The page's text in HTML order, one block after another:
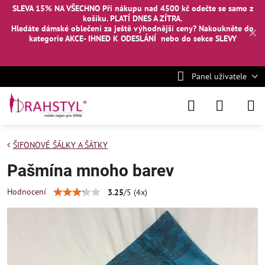
✕
SLEVA 15% NA VŠECHNO Při nákupu nad 4500 kč odečte se samo z
košíku. PLATÍ DNES A ZÍTRA.
Hledáte dámské oblečení za ještě výhodnější ceny? Nakoukněte do
kategorie AKCE- IHNED K ODESLÁNÍ nebo do sekce SLEVY
Panel uživatele
ŠIFONOVÉ ŠÁLKY A ŠÁTKY
Pašmína mnoho barev
Hodnocení 3.25/5 (4x)